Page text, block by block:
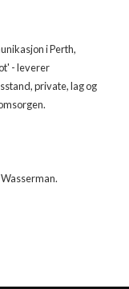
i Perth,
- leverer
private, lag og